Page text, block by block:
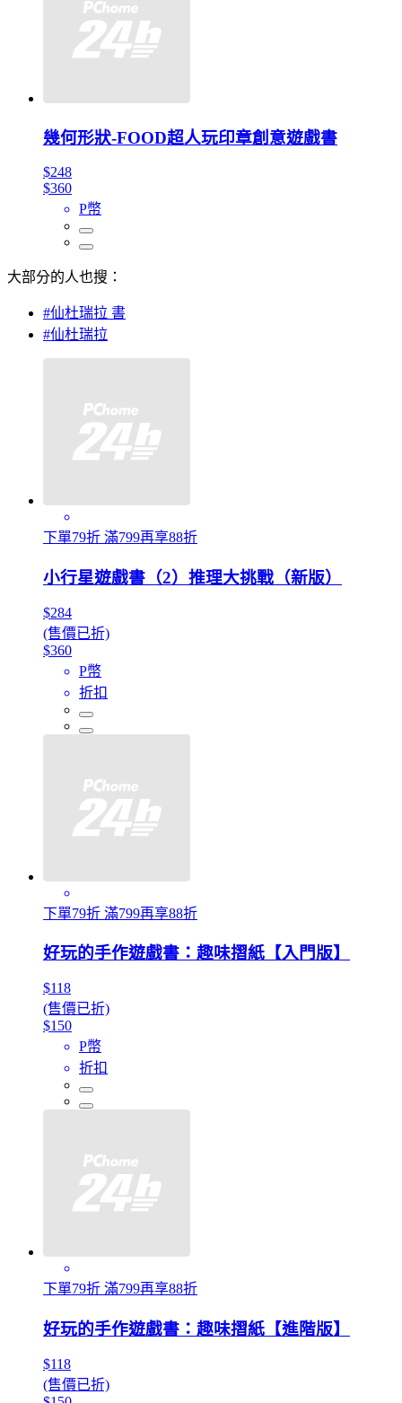
幾何形狀-FOOD超人玩印章創意遊戲書
$248
$360
P幣
大部分的人也搜：
#仙杜瑞拉 書
#仙杜瑞拉
下單79折 滿799再享88折
小行星遊戲書（2）推理大挑戰（新版）
$284
(售價已折)
$360
P幣
折扣
下單79折 滿799再享88折
好玩的手作遊戲書：趣味摺紙【入門版】
$118
(售價已折)
$150
P幣
折扣
下單79折 滿799再享88折
好玩的手作遊戲書：趣味摺紙【進階版】
$118
(售價已折)